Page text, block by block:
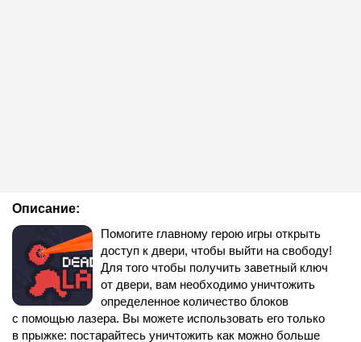
Описание:
Помогите главному герою игры открыть
доступ к двери, чтобы выйти на свободу!
Для того чтобы получить заветный ключ
от двери, вам необходимо уничтожить
определенное количество блоков
с помощью лазера. Вы можете использовать его только
в прыжке: постарайтесь уничтожить как можно больше